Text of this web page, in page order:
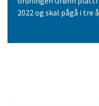
2022 og skal pågå i tre